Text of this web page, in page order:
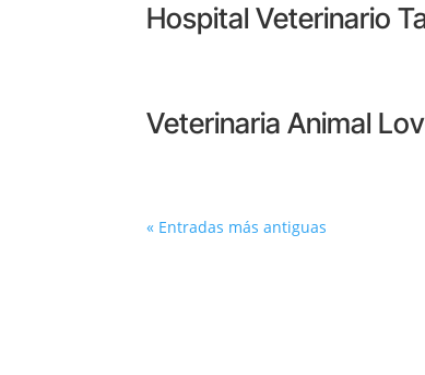
Hospital Veterinario
Veterinaria Animal
« Entradas más antiguas